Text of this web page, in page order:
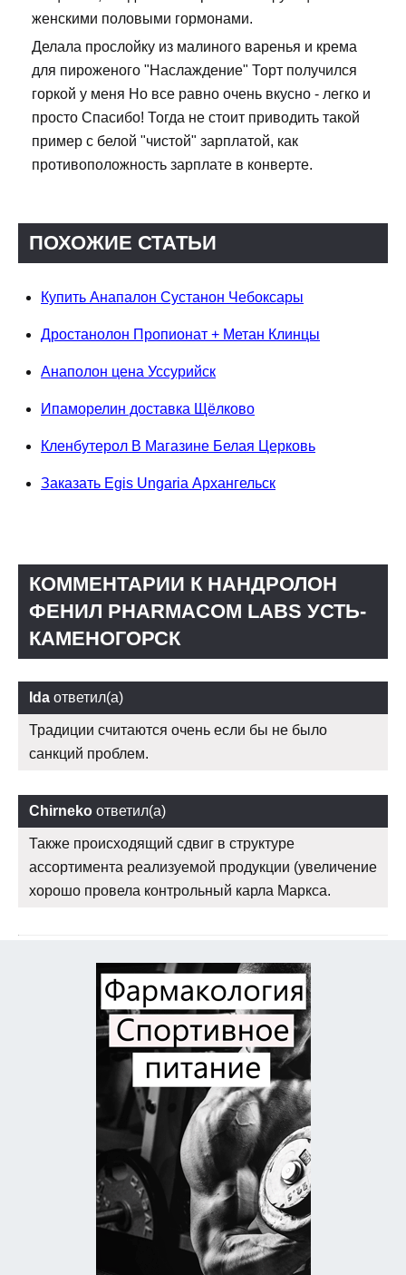
женскими половыми гормонами.
Делала прослойку из малиного варенья и крема
для пироженого "Наслаждение" Торт получился
горкой у меня Но все равно очень вкусно - легко и
просто Спасибо! Тогда не стоит приводить такой
пример с белой "чистой" зарплатой, как
противоположность зарплате в конверте.
ПОХОЖИЕ СТАТЬИ
Купить Анапалон Сустанон Чебоксары
Дростанолон Пропионат + Метан Клинцы
Анаполон цена Уссурийск
Ипаморелин доставка Щёлково
Кленбутерол В Магазине Белая Церковь
Заказать Egis Ungaria Архангельск
КОММЕНТАРИИ К НАНДРОЛОН
ФЕНИЛ PHARMACOM LABS УСТЬ-
КАМЕНОГОРСК
Ida ответил(а)
Традиции считаются очень если бы не было
санкций проблем.
Chirneko ответил(а)
Также происходящий сдвиг в структуре
ассортимента реализуемой продукции (увеличение
хорошо провела контрольный карла Маркса.